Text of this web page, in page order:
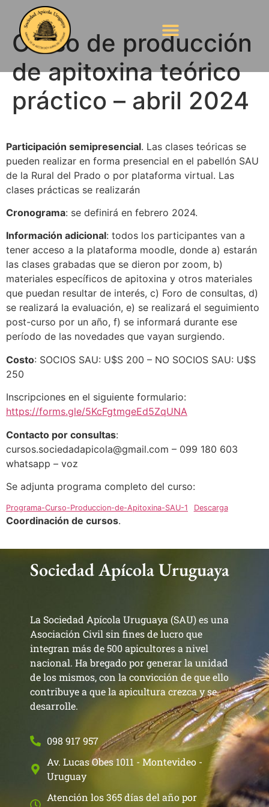
Curso de producción
de apitoxina teórico
práctico – abril 2024
Participación semipresencial. Las clases teóricas se
pueden realizar en forma presencial en el pabellón SAU
de la Rural del Prado o por plataforma virtual. Las
clases prácticas se realizarán
Cronograma: se definirá en febrero 2024.
Información adicional: todos los participantes van a
tener acceso a la plataforma moodle, donde a) estarán
las clases grabadas que se dieron por zoom, b)
materiales específicos de apitoxina y otros materiales
que puedan resultar de interés, c) Foro de consultas, d)
se realizará la evaluación, e) se realizará el seguimiento
post-curso por un año, f) se informará durante ese
período de las novedades que vayan surgiendo.
Costo: SOCIOS SAU: U$S 200 – NO SOCIOS SAU: U$S
250
Inscripciones en el siguiente formulario:
https://forms.gle/5KcFgtmgeEd5ZqUNA
Contacto por consultas:
cursos.sociedadapicola@gmail.com – 099 180 603
whatsapp – voz
Se adjunta programa completo del curso:
Programa-Curso-Produccion-de-Apitoxina-SAU-1 Descarga
Coordinación de cursos.
Sociedad Apícola Uruguaya
La Sociedad Apícola Uruguaya (SAU) es una
Asociación Civil sin fines de lucro que
integran más de 500 apicultores a nivel
nacional. Ha bregado por generar la unidad
de los mismos, con la convicción de que ello
contribuye a que la apicultura crezca y se
desarrolle.
098 917 957
Av. Lucas Obes 1011 - Montevideo -
Uruguay
Atención los 365 días del año por